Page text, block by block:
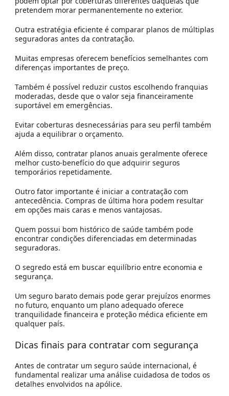
pretendem morar permanentemente no exterior.
Outra estratégia eficiente é comparar planos de múltiplas
seguradoras antes da contratação.
Muitas empresas oferecem benefícios semelhantes com
diferenças importantes de preço.
Também é possível reduzir custos escolhendo franquias
moderadas, desde que o valor seja financeiramente
suportável em emergências.
Evitar coberturas desnecessárias para seu perfil também
ajuda a equilibrar o orçamento.
Além disso, contratar planos anuais geralmente oferece
melhor custo-benefício do que adquirir seguros
temporários repetidamente.
Outro fator importante é iniciar a contratação com
antecedência. Compras de última hora podem resultar
em opções mais caras e menos vantajosas.
Quem possui bom histórico de saúde também pode
encontrar condições diferenciadas em determinadas
seguradoras.
O segredo está em buscar equilíbrio entre economia e
segurança.
Um seguro barato demais pode gerar prejuízos enormes
no futuro, enquanto um plano adequado oferece
tranquilidade financeira e proteção médica eficiente em
qualquer país.
Dicas finais para contratar com segurança
Antes de contratar um seguro saúde internacional, é
fundamental realizar uma análise cuidadosa de todos os
detalhes envolvidos na apólice.